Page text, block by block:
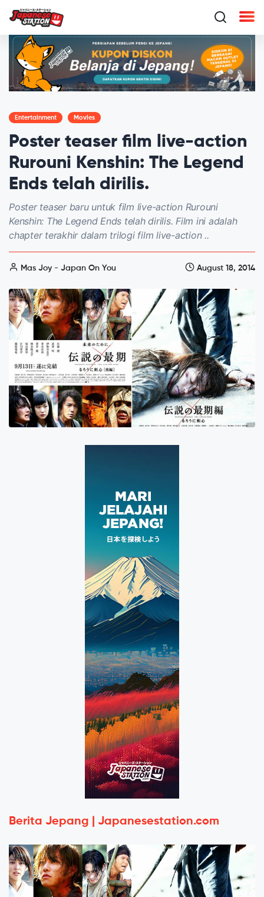
Entertainment Movies
Poster teaser film live-action
Rurouni Kenshin: The Legend
Ends telah dirilis.
Poster teaser baru untuk film live-action Rurouni
Kenshin: The Legend Ends telah dirilis. Film ini adalah
chapter terakhir dalam trilogi film live-action ..
Mas Joy - Japan On You August 18, 2014
Berita Jepang | Japanesestation.com